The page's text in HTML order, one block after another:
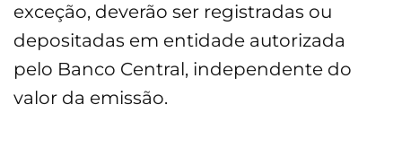
exceção, deverão ser registradas ou
depositadas em entidade autorizada
pelo Banco Central, independente do
valor da emissão.